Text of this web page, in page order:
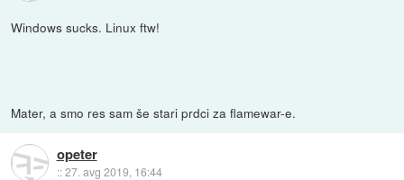
Windows sucks. Linux ftw!
Mater, a smo res sam še stari prdci za flamewar-e.
opeter
::27. avg 2019, 16:44